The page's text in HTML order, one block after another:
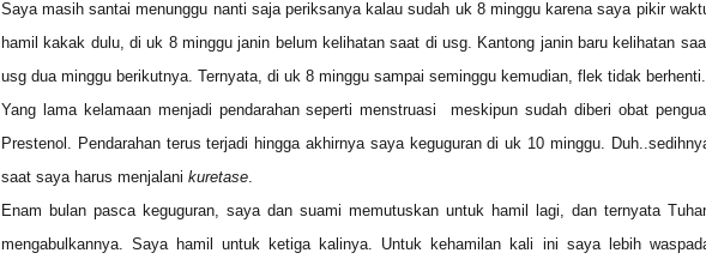
Saya masih santai menunggu nanti saja periksanya kalau sudah uk 8 minggu karena saya pikir
hamil kakak dulu, di uk 8 minggu janin belum kelihatan saat di usg. Kantong janin baru kelihatan
usg dua minggu berikutnya. Ternyata, di uk 8 minggu sampai seminggu kemudian, flek tidak berhenti.
Yang lama kelamaan menjadi pendarahan seperti menstruasi meskipun sudah diberi obat
Prestenol. Pendarahan terus terjadi hingga akhirnya saya keguguran di uk 10 minggu.
saat saya harus menjalani kuretase.
Enam bulan pasca keguguran, saya dan suami memutuskan untuk hamil lagi, dan ternyata
mengabulkannya. Saya hamil untuk ketiga kalinya. Untuk kehamilan kali ini saya lebih